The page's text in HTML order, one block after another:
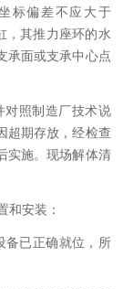
标偏差不应大于
，其推力座环的水
承面或支承中心点
对照制造厂技术说
超期存放，经检查
实施。现场解体清
和安装：
备已正确就位，所